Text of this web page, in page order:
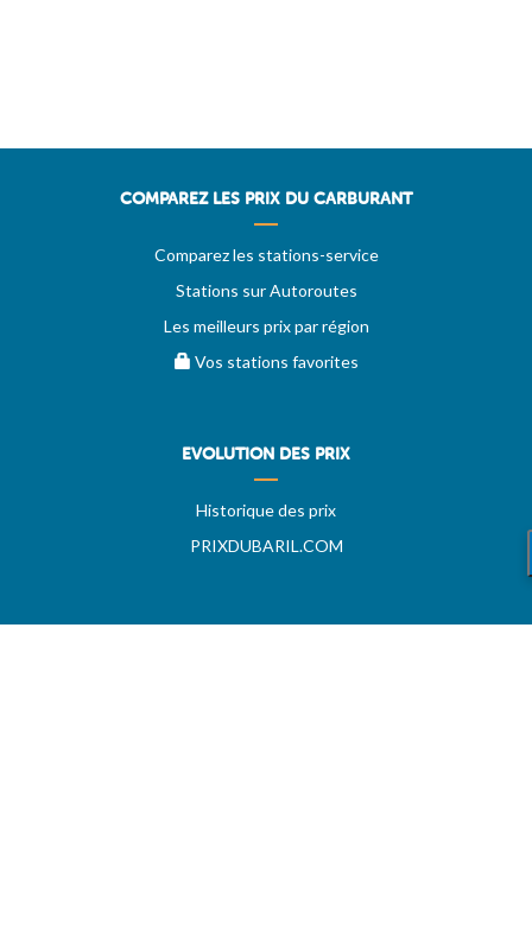
COMPAREZ LES PRIX DU CARBURANT
Comparez les stations-service
Stations sur Autoroutes
Les meilleurs prix par région
Vos stations favorites
EVOLUTION DES PRIX
Historique des prix
PRIXDUBARIL.COM